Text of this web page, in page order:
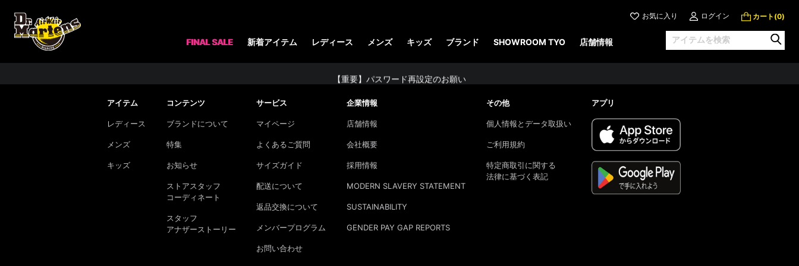
お気に入り ログイン カート(0)
FINAL SALE 新着アイテム レディース メンズ キッズ ブランド SHOWROOM TYO 店舗情報
【重要】パスワード再設定のお願い
11,000円以上で送料無料・サイズ交換無料
アイテム
レディース
メンズ
キッズ
コンテンツ
ブランドについて
特集
お知らせ
ストアスタッフ
コーディネート
スタッフ
アナザーストーリー
サービス
マイページ
よくあるご質問
サイズガイド
配送について
返品交換について
メンバープログラム
お問い合わせ
企業情報
店舗情報
会社概要
採用情報
MODERN SLAVERY STATEMENT
SUSTAINABILITY
GENDER PAY GAP REPORTS
その他
個人情報とデータ取扱い
ご利用規約
特定商取引に関する
法律に基づく表記
アプリ